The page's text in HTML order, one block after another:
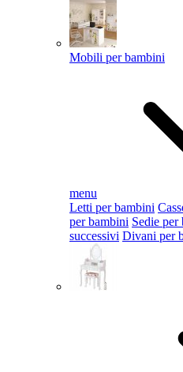
Mobili per bambini
menu
Letti per bambini
per bambini Sedie per
successivi Divani per